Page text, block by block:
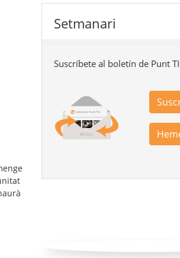
Setmanari
Suscríbete al boletín de Punt